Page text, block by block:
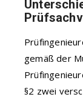
gemäß der
§2 zwei